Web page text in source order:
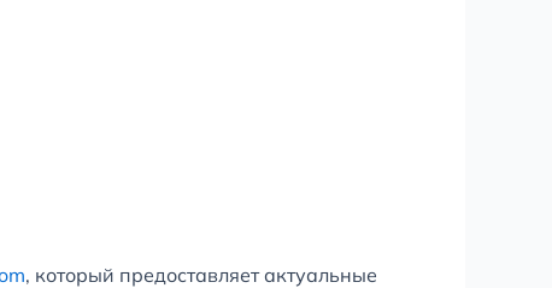
, который предоставляет актуальные